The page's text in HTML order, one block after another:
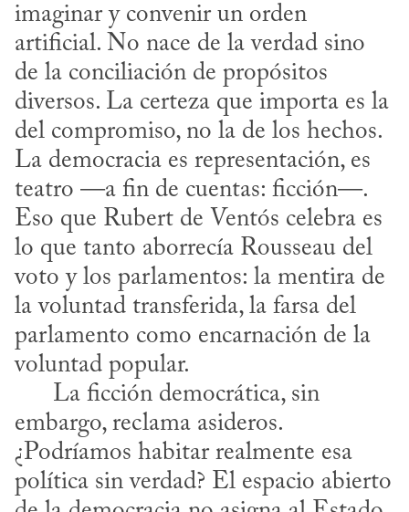
imaginar y convenir un orden
artificial. No nace de la verdad sino
de la conciliación de propósitos
diversos. La certeza que importa es la
del compromiso, no la de los hechos.
La democracia es representación, es
teatro —a fin de cuentas: ficción—.
Eso que Rubert de Ventós celebra es
lo que tanto aborrecía Rousseau del
voto y los parlamentos: la mentira de
la voluntad transferida, la farsa del
parlamento como encarnación de la
voluntad popular.
embargo, reclama asideros.
¿Podríamos habitar realmente esa
política sin verdad? El espacio abierto